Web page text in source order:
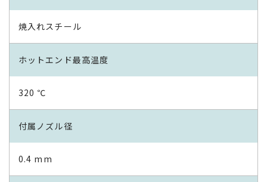
焼入れスチール
ホットエンド最高温度
320 ℃
付属ノズル径
0.4 mm